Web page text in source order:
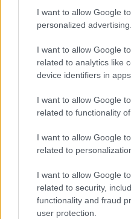
I want to allow Google
personalized advertising.
I want to allow Google
related to analytics like
device identifiers in apps.
I want to allow Google
related to functionality
I want to allow Google
related to
I want to allow Google
related to security,
functionality and fraud
user protection.
Miért kulcsfontosságú a
E-mail cím